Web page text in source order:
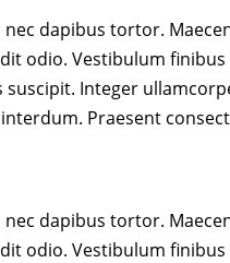
dapibus tortor.
odio. Vestibulum
Integer
Praesent
dapibus tortor.
odio. Vestibulum